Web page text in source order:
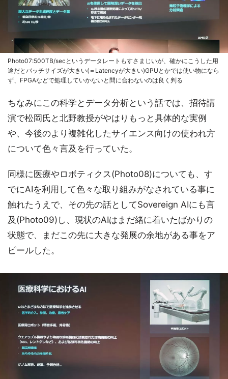
Photo07:500TB/secというデータレートもすさまじいが、確かにこうした用
途だとバッチサイズが大きい(＝Latencyが大きい)GPUとかでは使い物になら
ず、FPGAなどで処理していかないと間に合わないのは良く判る
ちなみにこの科学とデータ分析という話では、招待講
演で松岡氏と北野教授がやはりもっと具体的な実例
や、今後のより複雑化したサイエンス向けの使われ方
について色々言及を行っていた。
同様に医療やロボティクス(Photo08)についても、す
でにAIを利用して色々な取り組みがなされている事に
触れたうえで、その先の話としてSovereign AIにも言
及(Photo09)し、現状のAIはまだ緒に着いたばかりの
状態で、まだこの先に大きな発展の余地がある事をア
ピールした。